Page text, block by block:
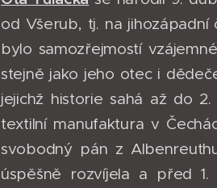
od Všerub, tj. na
bylo samozřejmostí
stejně jako jeho otec i
jejichž historie sahá až do
textilní manufaktura v
svobodný pán z
úspěšně rozvíjela a před